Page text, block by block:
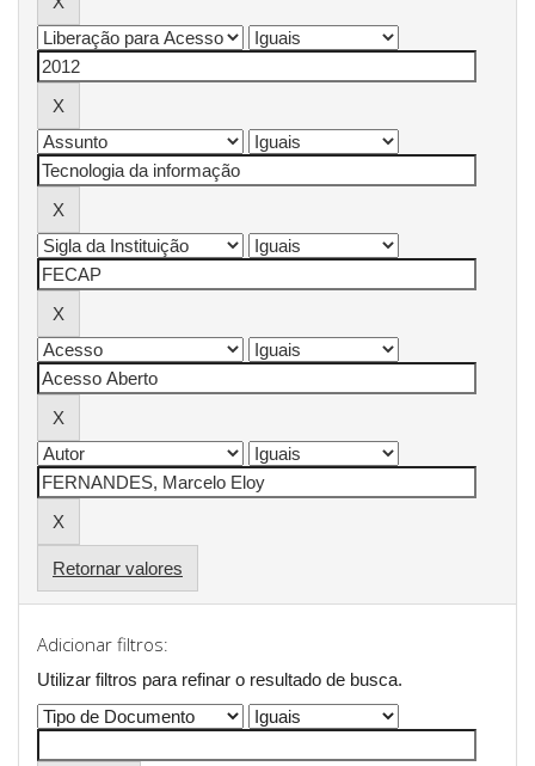
Retornar valores
Adicionar filtros:
Utilizar filtros para refinar o resultado de busca.